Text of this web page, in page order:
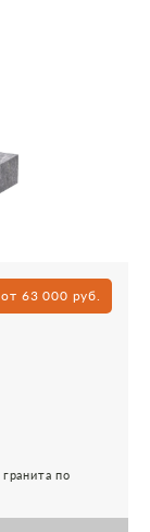
от 63 000 руб.
по